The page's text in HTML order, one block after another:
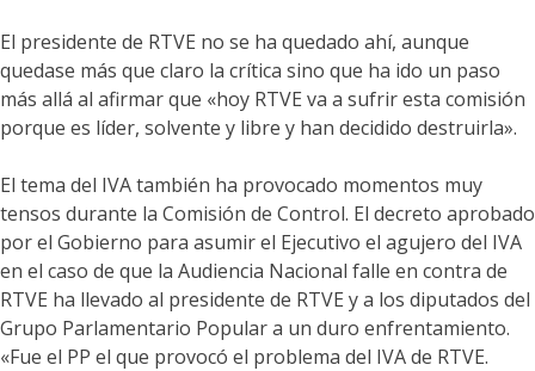
El presidente de RTVE no se ha quedado ahí, aunque
quedase más que claro la crítica sino que ha ido un paso
más allá al afirmar que «hoy RTVE va a sufrir esta comisión
porque es líder, solvente y libre y han decidido destruirla».
El tema del IVA también ha provocado momentos muy
tensos durante la Comisión de Control. El decreto aprobado
por el Gobierno para asumir el Ejecutivo el agujero del IVA
en el caso de que la Audiencia Nacional falle en contra de
RTVE ha llevado al presidente de RTVE y a los diputados del
Grupo Parlamentario Popular a un duro enfrentamiento.
«Fue el PP el que provocó el problema del IVA de RTVE.